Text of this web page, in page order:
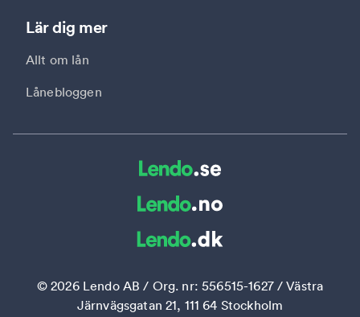
Lär dig mer
Allt om lån
Lånebloggen
©2026Lendo AB / Org. nr: 556515-1627 / Västra
Järnvägsgatan 21, 111 64 Stockholm